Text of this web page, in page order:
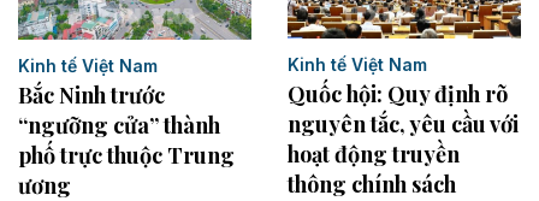
Kinh tế Việt Nam
Bắc Ninh trước
“ngưỡng cửa” thành
phố trực thuộc Trung
ương
Kinh tế Việt Nam
Quốc hội: Quy định rõ
nguyên tắc, yêu cầu với
hoạt động truyền
thông chính sách